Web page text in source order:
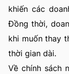
khiến các
Đồng thời,
khi muốn thay
thời gian dài.
Về chính sách